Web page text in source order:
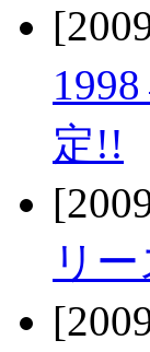
定!!
リ